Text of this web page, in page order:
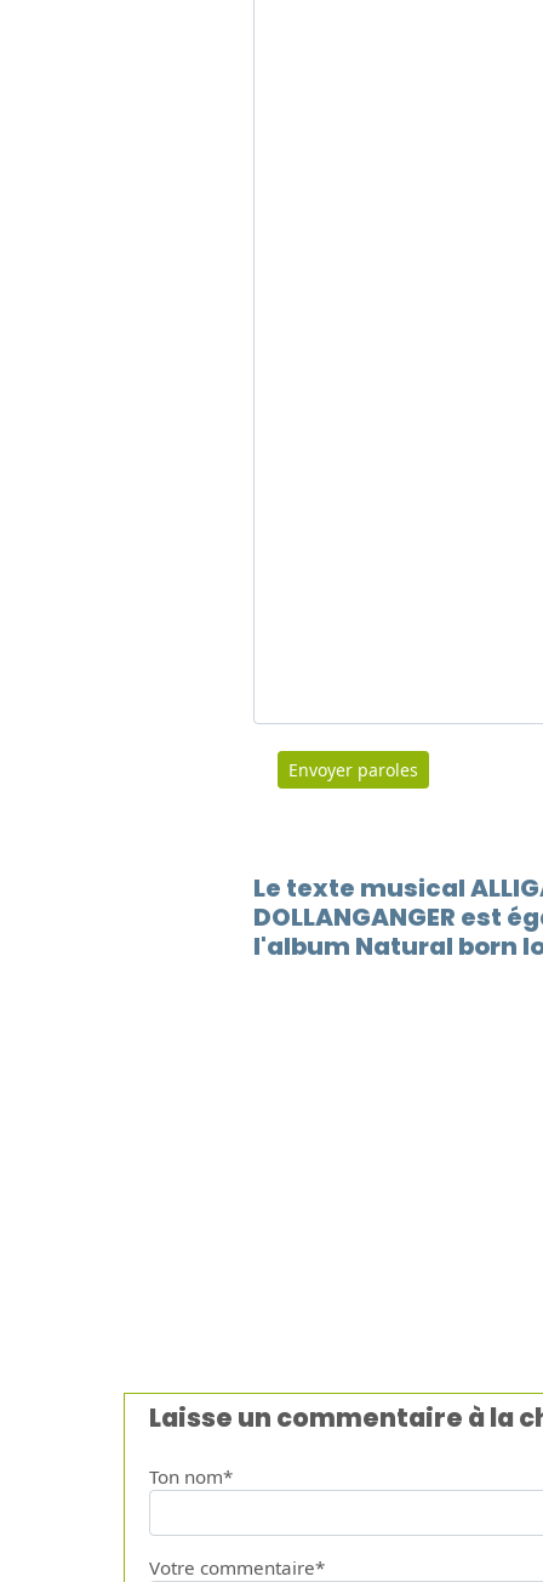
Envoyer paroles
Le texte musical
DOLLANGANGER est
l'album Natural born
Laisse un commentaire à la
Ton nom*
Votre commentaire*